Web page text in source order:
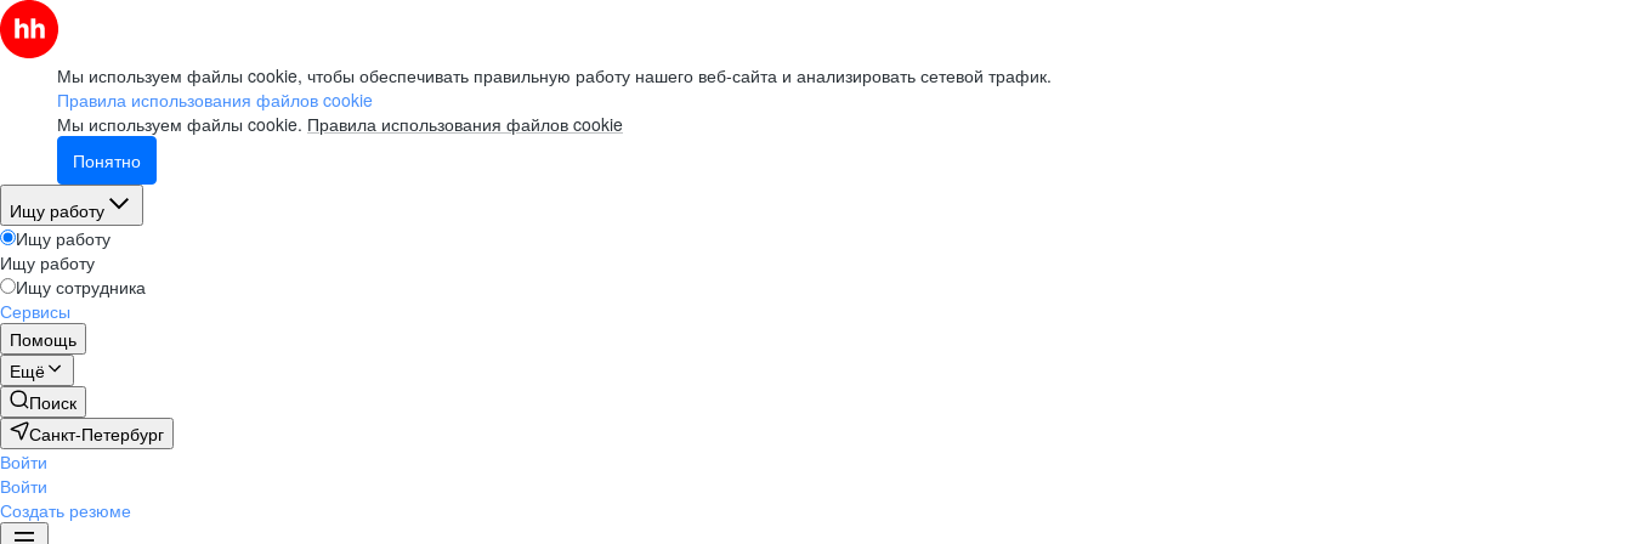
Мы используем файлы cookie, чтобы обеспечивать правильную работу нашего веб-сайта и анализировать сетевой трафик.
Правила использования файлов cookie
Мы используем файлы cookie. Правила использования файлов cookie
Понятно
Ищу работу
Ищу работу
Ищу работу
Ищу сотрудника
Сервисы
Помощь
Ещё
Поиск
Санкт-Петербург
Войти
Войти
Создать резюме